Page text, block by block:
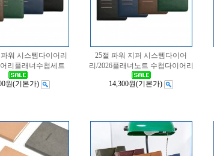
워 시스템다이어리
리플래너수첩세트
원(기본가)
25절 파워 지퍼 시스템다이어
리/2026플래너노트 수첩다이어리
14,300원(기본가)